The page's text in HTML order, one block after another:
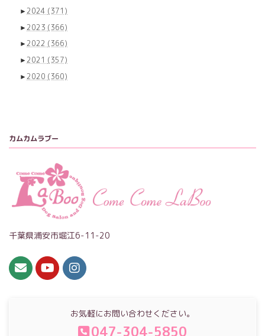
►2024 (371)
►2023 (366)
►2022 (366)
►2021 (357)
►2020 (360)
カムカムラブー
千葉県浦安市堀江6-11-20
お気軽にお問い合わせください。
047-304-5850